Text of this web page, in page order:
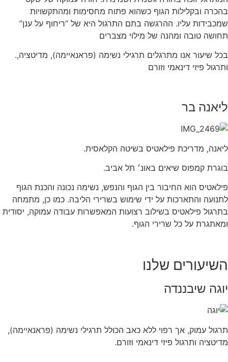
בהכרה ובקלילות הגוף כשהוא פתוח מחסימות ומהתקשויות
שמכבידות עליו. ההרגשה בתם התרגול היא של “ריחוף על ענן”
תחושה טובה ומהנה של מילוי מצברים
.בכל שיעור אנו מתרגלים תרגילי נשימה (פראנאיימה), מדיטציה,
ותרגול פיזי דינאמי וזורם
ליאנה בר
ליאנה, מדריכת פילאטיס בשיטה הקלאסית.
בוגרת קמפוס שיאים באונ׳ תל אביב.
פילאטיס הוא החיבור בין הגוף והנפש, נשימה נכונה והכנת הגוף
לתנועה והתארכות על ידי שימוש בשרירי הליבה. כמו כן, מתמחה
בתרגול פילאטיס בשילוב רצועות המאפשרות עבודה עמוקה, יסודית
ומאתגרת על כל שרירי הגוף.
השיעורים שלנו
יוגה שיבננדה
תרגול עמוק, אך רפוי ללא כאב הכולל תרגילי נשימה (פראנאיימה),
מדיטציה ותרגול פיזי דינאמי וזורם.